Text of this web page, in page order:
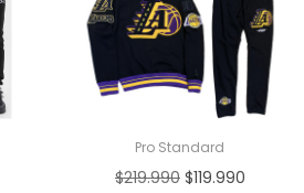
Pro Standard
$219.990 $119.990